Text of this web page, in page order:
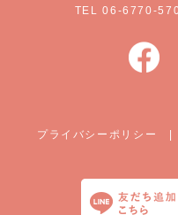
TEL 06-6770-
プライバシーポリシー